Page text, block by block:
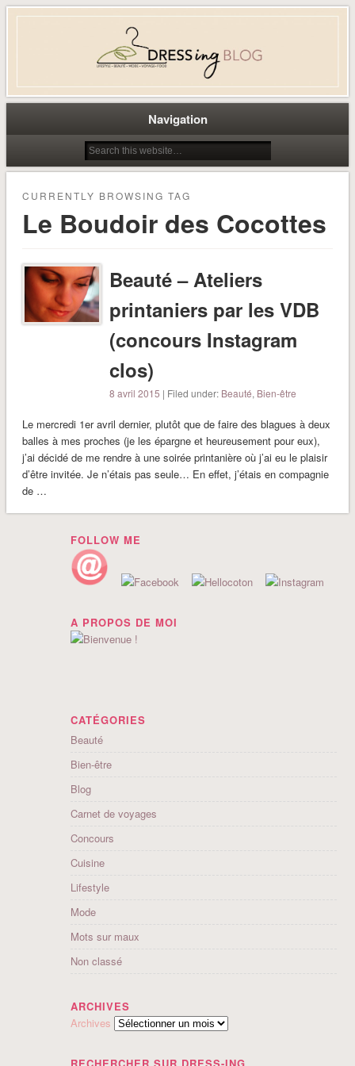
Dress-ing – Blog lifestyle beauté
mode à Caen
Navigation
CURRENTLY BROWSING TAG
Le Boudoir des Cocottes
Beauté – Ateliers
printaniers par les VDB
(concours Instagram
clos)
8 avril 2015 | Filed under: Beauté, Bien-être
Le mercredi 1er avril dernier, plutôt que de faire des blagues à deux
balles à mes proches (je les épargne et heureusement pour eux),
j’ai décidé de me rendre à une soirée printanière où j’ai eu le plaisir
d’être invitée. Je n’étais pas seule… En effet, j’étais en compagnie
de …
FOLLOW ME
A PROPOS DE MOI
CATÉGORIES
Beauté
Bien-être
Blog
Carnet de voyages
Concours
Cuisine
Lifestyle
Mode
Mots sur maux
Non classé
ARCHIVES
Archives